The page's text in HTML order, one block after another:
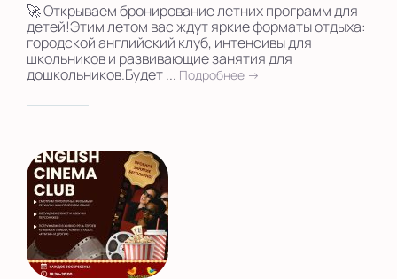
🚀 Открываем бронирование летних программ для
детей!Этим летом вас ждут яркие форматы отдыха:
городской английский клуб, интенсивы для
школьников и развивающие занятия для
дошкольников.Будет ... Подробнее →